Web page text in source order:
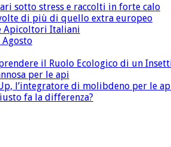
sotto stress e raccolti in forte calo
di più di quello extra europeo
Apicoltori Italiani
il Ruolo Ecologico di un
per le api
l’integratore di molibdeno per le
fa la differenza?